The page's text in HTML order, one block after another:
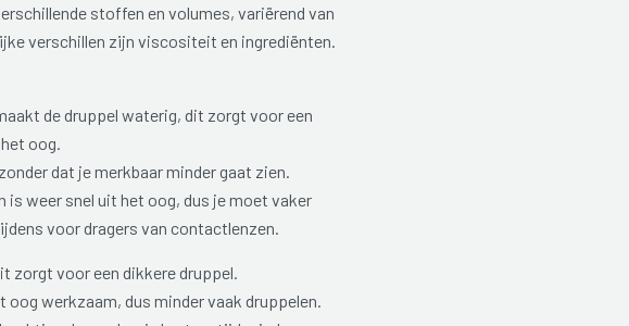
stoffen en volumes, variërend van
verschillen zijn viscositeit en ingrediënten.
de druppel waterig, dit zorgt voor een
oog.
dat je merkbaar minder gaat zien.
is weer snel uit het oog, dus je moet vaker
voor dragers van contactlenzen.
zorgt voor een dikkere druppel.
oog werkzaam, dus minder vaak druppelen.